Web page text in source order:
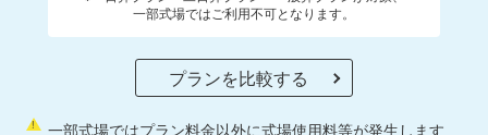
一部式場ではご利用不可となります。
プランを比較する
一部式場ではプラン料金以外に式場使用料等が発生します